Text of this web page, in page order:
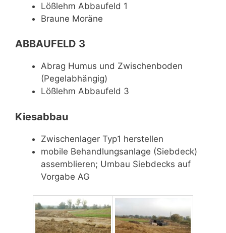
Lößlehm Abbaufeld 1
Braune Moräne
ABBAUFELD 3
Abrag Humus und Zwischenboden
(Pegelabhängig)
Lößlehm Abbaufeld 3
Kiesabbau
Zwischenlager Typ1 herstellen
mobile Behandlungsanlage (Siebdeck)
assemblieren; Umbau Siebdecks auf
Vorgabe AG